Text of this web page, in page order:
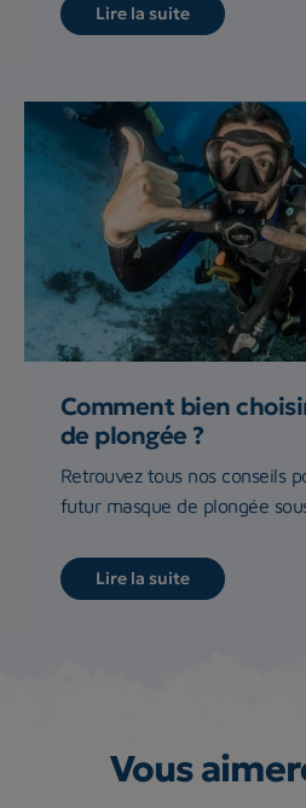
Lire la suite
Comment bien
de plongée ?
Retrouvez tous nos conseils
futur masque de plongée
Lire la suite
Vous